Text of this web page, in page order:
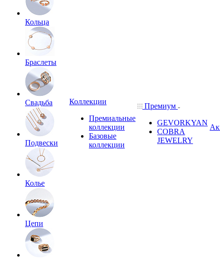
Кольца
Браслеты
Свадьба
Подвески
Колье
Цепи
Коллекции
Премиальные
коллекции
Базовые
коллекции
Премиум
GEVORKYAN
COBRA
JEWELRY